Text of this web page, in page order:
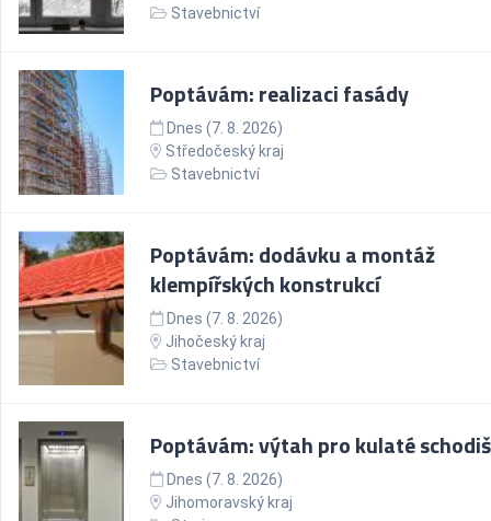
Stavebnictví
Poptávám: realizaci fasády
Dnes (7. 8. 2026)
Středočeský kraj
Stavebnictví
Poptávám: dodávku a montáž
klempířských konstrukcí
Dnes (7. 8. 2026)
Jihočeský kraj
Stavebnictví
Poptávám: výtah pro kulaté
Dnes (7. 8. 2026)
Jihomoravský kraj